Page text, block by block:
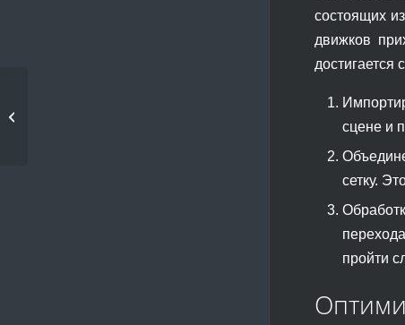
состоящих
движков
сцене и
сетку.
пройти